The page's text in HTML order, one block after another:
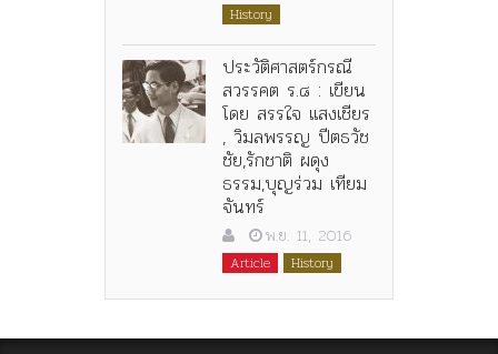
History
ประวัติศาสตร์กรณี
สวรรคต ร.๘ : เขียน
โดย สรรใจ แสงเชียร
, วิมลพรรญ ปีตธวัช
ชัย,รักชาติ ผดุง
ธรรม,บุญร่วม เทียม
จันทร์
พ.ย. 11, 2016
Article History